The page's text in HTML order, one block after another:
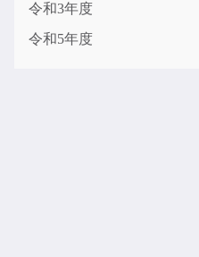
令和3年度
令和5年度